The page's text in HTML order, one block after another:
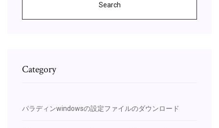
Search
Category
パラディンwindowsの設定ファイルのダウンロード